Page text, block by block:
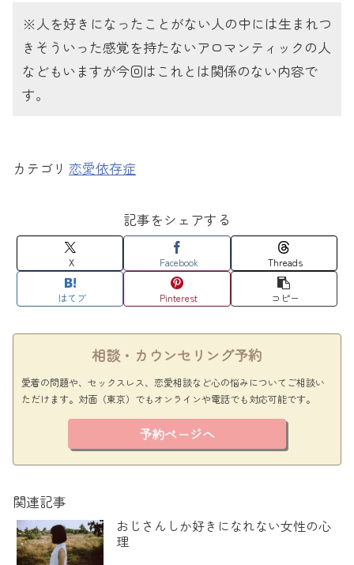
※人を好きになったことがない人の中には生まれつ
きそういった感覚を持たないアロマンティックの人
などもいますが今回はこれとは関係のない内容で
す。
恋愛依存症
記事をシェアする
X Facebook Threads
はてブ Pinterest コピー
相談・カウンセリング予約
愛着の問題や、セックスレス、恋愛相談など心の悩みについてご相談い
ただけます。対面（東京）でもオンラインや電話でも対応可能です。
予約ページへ
関連記事
おじさんしか好きになれない女性の心
理